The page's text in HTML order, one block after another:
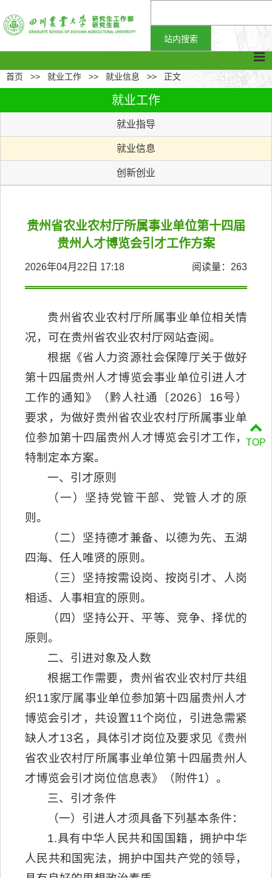
首页 >> 就业工作 >> 就业信息 >> 正文
就业工作
就业指导
就业信息
创新创业
贵州省农业农村厅所属事业单位第十四届
贵州人才博览会引才工作方案
2026年04月22日 17:18 阅读量： 263
贵州省农业农村厅所属事业单位相关情
况，可在贵州省农业农村厅网站查阅。
根据《省人力资源社会保障厅关于做好
第十四届贵州人才博览会事业单位引进人才
工作的通知》（黔人社通〔2026〕16号）
要求，为做好贵州省农业农村厅所属事业单
位参加第十四届贵州人才博览会引才工作，
特制定本方案。
一、引才原则
（一）坚持党管干部、党管人才的原
则。
（二）坚持德才兼备、以德为先、五湖
四海、任人唯贤的原则。
（三）坚持按需设岗、按岗引才、人岗
相适、人事相宜的原则。
（四）坚持公开、平等、竞争、择优的
原则。
二、引进对象及人数
根据工作需要，贵州省农业农村厅共组
织11家厅属事业单位参加第十四届贵州人才
博览会引才，共设置11个岗位，引进急需紧
缺人才13名，具体引才岗位及要求见《贵州
省农业农村厅所属事业单位第十四届贵州人
才博览会引才岗位信息表》（附件1）。
三、引才条件
（一）引进人才须具备下列基本条件：
1.具有中华人民共和国国籍，拥护中华
人民共和国宪法，拥护中国共产党的领导，
TOP